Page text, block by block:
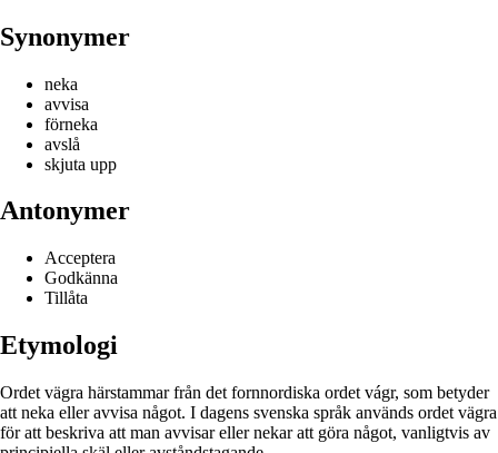
Synonymer
neka
avvisa
förneka
avslå
skjuta upp
Antonymer
Acceptera
Godkänna
Tillåta
Etymologi
Ordet vägra härstammar från det fornnordiska ordet vágr, som betyder
att neka eller avvisa något. I dagens svenska språk används ordet vägra
för att beskriva att man avvisar eller nekar att göra något, vanligtvis av